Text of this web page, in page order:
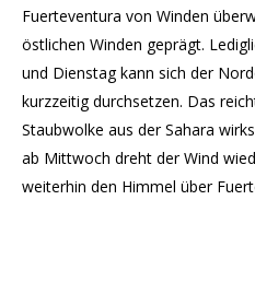
Fuerteventura von Winden
östlichen Winden geprägt.
und Dienstag kann sich der
kurzzeitig durchsetzen. Das
Staubwolke aus der Sahara
ab Mittwoch dreht der Wind
weiterhin den Himmel über